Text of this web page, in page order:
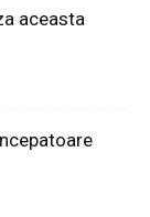
aceasta